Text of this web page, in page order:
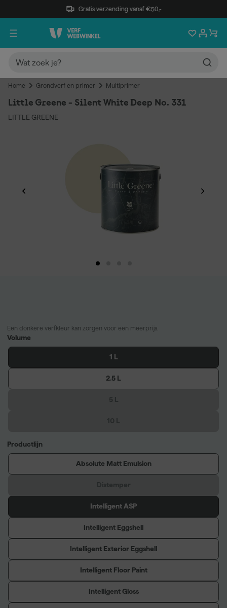
Gratis verzending vanaf €50,-
Home Grondverf en primer Multiprimer
Little Greene - Silent White Deep No. 331
LITTLE GREENE
Een donkere verfkleur kan zorgen voor een meerprijs.
Volume
1 L
2.5 L
Productlijn
Absolute Matt Emulsion
Intelligent ASP
Intelligent Eggshell
Intelligent Exterior Eggshell
Intelligent Floor Paint
Intelligent Gloss